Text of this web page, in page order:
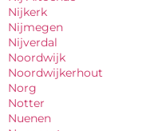
Nijkerk
Nijmegen
Nijverdal
Noordwijk
Noordwijkerhout
Norg
Notter
Nuenen